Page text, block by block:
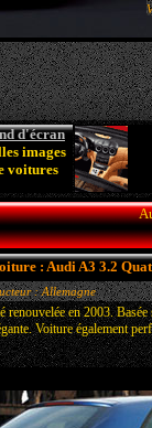
d'écran
images
voitures
: Audi A3 3.2
: Allemagne
renouvelée en 2003.
Voiture également